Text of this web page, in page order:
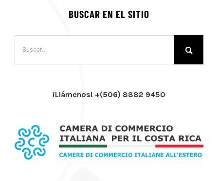
BUSCAR EN EL SITIO
¡Llámenos! +(506) 8882 9450